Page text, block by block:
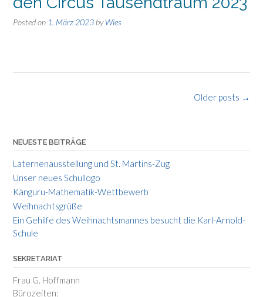
Posted on 1. März 2023 byWies
Older posts →
NEUESTE BEITRÄGE
Laternenausstellung und St. Martins-Zug
Unser neues Schullogo
Känguru-Mathematik-Wettbewerb
Weihnachtsgrüße
Ein Gehilfe des Weihnachtsmannes besucht die Karl-Arnold-
Schule
SEKRETARIAT
Frau G. Hoffmann
Bürozeiten: